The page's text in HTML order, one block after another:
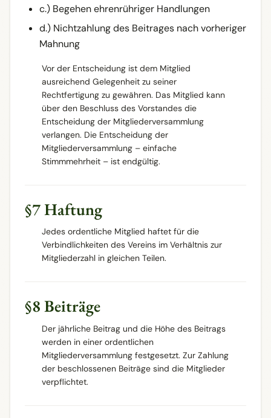
c.) Begehen ehrenrühriger Handlungen
d.) Nichtzahlung des Beitrages nach vorheriger
Mahnung
Vor der Entscheidung ist dem Mitglied
ausreichend Gelegenheit zu seiner
Rechtfertigung zu gewähren. Das Mitglied kann
über den Beschluss des Vorstandes die
Entscheidung der Mitgliederversammlung
verlangen. Die Entscheidung der
Mitgliederversammlung – einfache
Stimmmehrheit – ist endgültig.
§7 Haftung
Jedes ordentliche Mitglied haftet für die
Verbindlichkeiten des Vereins im Verhältnis zur
Mitgliederzahl in gleichen Teilen.
§8 Beiträge
Der jährliche Beitrag und die Höhe des Beitrags
werden in einer ordentlichen
Mitgliederversammlung festgesetzt. Zur Zahlung
der beschlossenen Beiträge sind die Mitglieder
verpflichtet.